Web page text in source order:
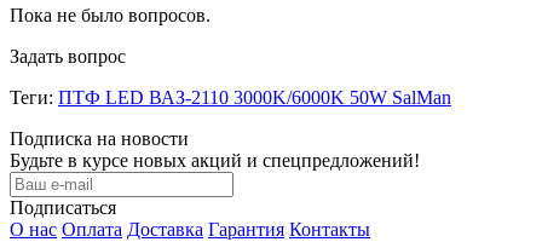
Пока не было вопросов.
Задать вопрос
Теги: ПТФ LED ВАЗ-2110 3000K/6000K 50W SalMan
Подписка на новости
Будьте в курсе новых акций и спецпредложений!
Подписаться
О нас Оплата Доставка Гарантия Контакты